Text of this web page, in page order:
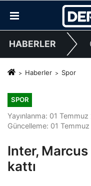
HABERLER
Haberler Spor
SPOR
Yayınlanma: 01
Güncelleme: 01
Inter,
kattı